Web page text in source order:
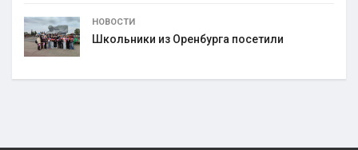
НОВОСТИ
Школьники из Оренбурга посетили